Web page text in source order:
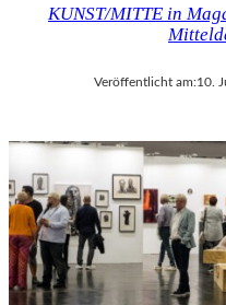
KUNST/MITTE in
Veröffentlicht am:10.